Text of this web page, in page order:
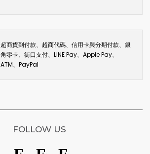
超商貨到付款、超商代碼、信用卡與分期付款、銀
角零卡、街口支付、LINE Pay、Apple Pay、
ATM、PayPal
FOLLOW US